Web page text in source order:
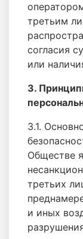
третьим
согласия
или
3.
3.1.
Обществе
третьих
и иных